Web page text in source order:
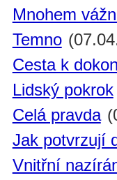
Mnohem
Temno
Cesta k
Lidský pokrok
Celá pravda
Jak potvrzují
Vnitřní